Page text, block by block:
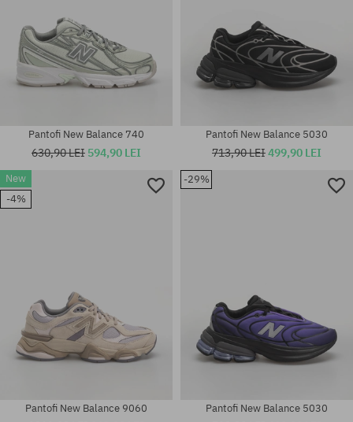
Mărimi existente:
36; 37; 37.5; 38; 38.5; 39.5; 40;
Mărimi existente:
36; 37; 37.5; 38; 38.5; 39.5; 40;
Pantofi New Balance 740
630,90 LEI 594,90 LEI
Pantofi New Balance 5030
713,90 LEI499,90 LEI
New
-4%
Pantofi New Balance 9060
-29%
Pantofi New Balance 5030